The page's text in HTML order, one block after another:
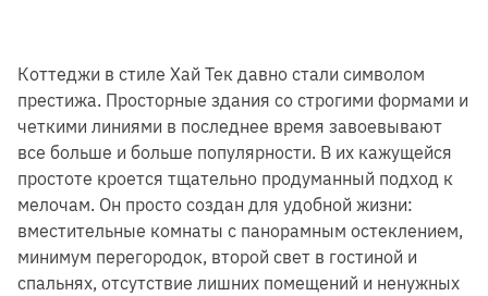
Коттеджи в стиле Хай Тек давно стали символом
престижа. Просторные здания со строгими формами и
четкими линиями в последнее время завоевывают
все больше и больше популярности. В их кажущейся
простоте кроется тщательно продуманный подход к
мелочам. Он просто создан для удобной жизни:
вместительные комнаты с панорамным остеклением,
минимум перегородок, второй свет в гостиной и
спальнях, отсутствие лишних помещений и ненужных